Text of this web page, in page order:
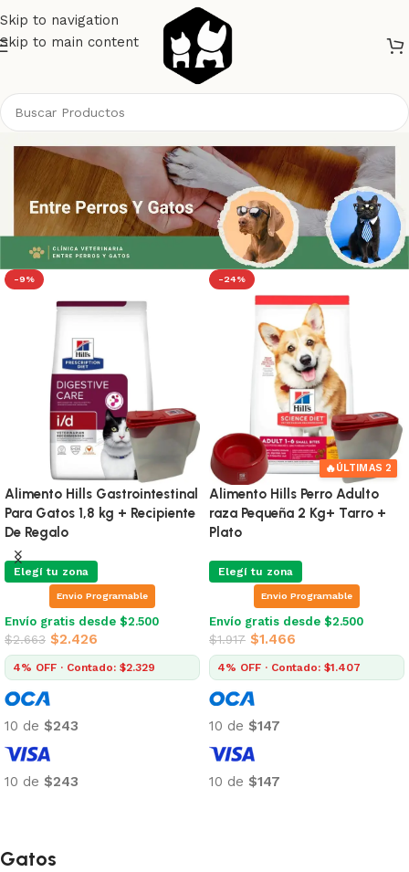
Skip to navigation
Skip to main content
-9%
Alimento Hills Gastrointestinal
Para Gatos 1,8 kg + Recipiente
De Regalo
Elegí tu zona
Envio Programable
Envío gratis desde $2.500
$2.663 $2.426
4% OFF · Contado: $2.329
10 de $243
10 de $243
🔥ÚLTIMAS 2
-24%
Alimento Hills Perro Adulto
raza Pequeña 2 Kg+ Tarro +
Plato
Elegí tu zona
Envio Programable
Envío gratis desde $2.500
$1.917 $1.466
4% OFF · Contado: $1.407
10 de $147
10 de $147
Gatos